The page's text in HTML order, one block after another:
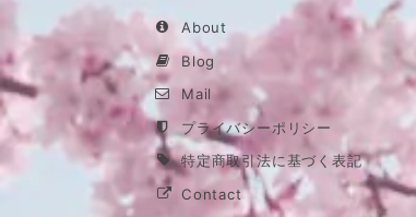
About
Blog
Mail
プライバシーポリシー
特定商取引法に基づく表記
Contact